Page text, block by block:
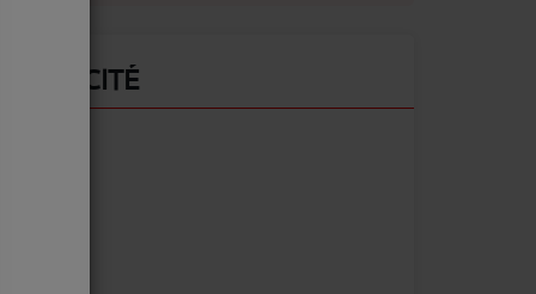
PUBLICITÉ